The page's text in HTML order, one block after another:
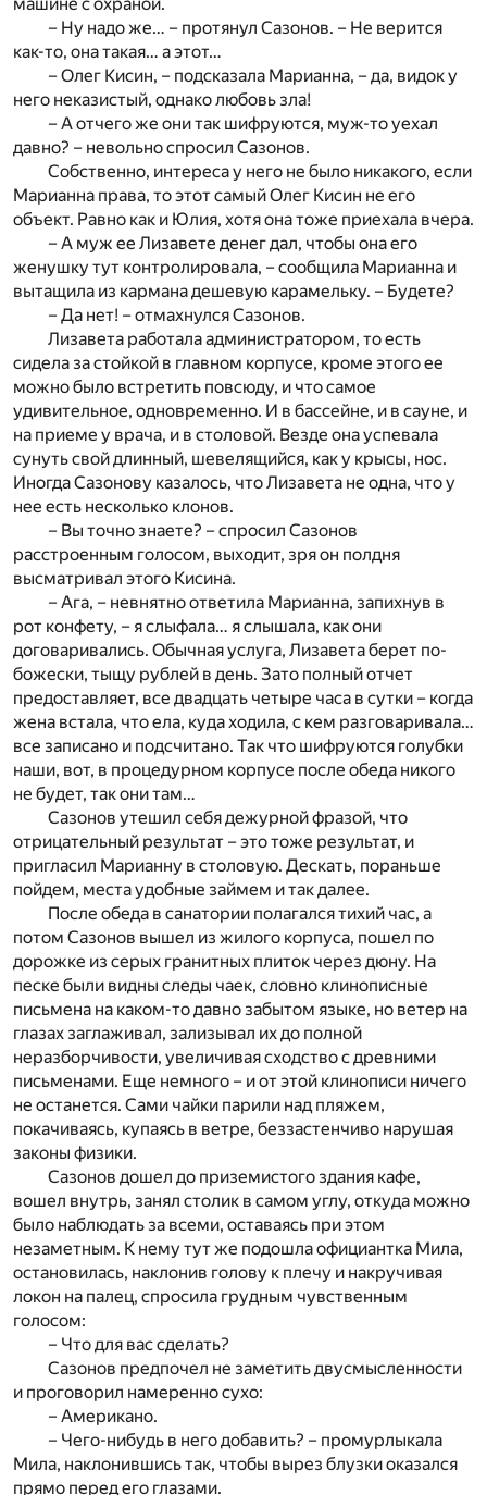
– Ну надо же… – протянул Сазонов. – Не верится
как-то, она такая… а этот…
– Олег Кисин, – подсказала Марианна, – да, видок у
него неказистый, однако любовь зла!
– А отчего же они так шифруются, муж-то уехал
давно? – невольно спросил Сазонов.
Собственно, интереса у него не было никакого, если
Марианна права, то этот самый Олег Кисин не его
объект. Равно как и Юлия, хотя она тоже приехала вчера.
– А муж ее Лизавете денег дал, чтобы она его
женушку тут контролировала, – сообщила Марианна и
вытащила из кармана дешевую карамельку. – Будете?
– Да нет! – отмахнулся Сазонов.
Лизавета работала администратором, то есть
сидела за стойкой в главном корпусе, кроме этого ее
можно было встретить повсюду, и что самое
удивительное, одновременно. И в бассейне, и в сауне, и
на приеме у врача, и в столовой. Везде она успевала
сунуть свой длинный, шевелящийся, как у крысы, нос.
Иногда Сазонову казалось, что Лизавета не одна, что у
нее есть несколько клонов.
– Вы точно знаете? – спросил Сазонов
расстроенным голосом, выходит, зря он полдня
высматривал этого Кисина.
– Ага, – невнятно ответила Марианна, запихнув в
рот конфету, – я слыфала… я слышала, как они
договаривались. Обычная услуга, Лизавета берет по-
божески, тыщу рублей в день. Зато полный отчет
предоставляет, все двадцать четыре часа в сутки – когда
жена встала, что ела, куда ходила, с кем разговаривала…
все записано и подсчитано. Так что шифруются голубки
наши, вот, в процедурном корпусе после обеда никого
не будет, так они там…
Сазонов утешил себя дежурной фразой, что
отрицательный результат – это тоже результат, и
пригласил Марианну в столовую. Дескать, пораньше
пойдем, места удобные займем и так далее.
После обеда в санатории полагался тихий час, а
потом Сазонов вышел из жилого корпуса, пошел по
дорожке из серых гранитных плиток через дюну. На
песке были видны следы чаек, словно клинописные
письмена на каком-то давно забытом языке, но ветер на
глазах заглаживал, зализывал их до полной
неразборчивости, увеличивая сходство с древними
письменами. Еще немного – и от этой клинописи ничего
не останется. Сами чайки парили над пляжем,
покачиваясь, купаясь в ветре, беззастенчиво нарушая
законы физики.
Сазонов дошел до приземистого здания кафе,
вошел внутрь, занял столик в самом углу, откуда можно
было наблюдать за всеми, оставаясь при этом
незаметным. К нему тут же подошла официантка Мила,
остановилась, наклонив голову к плечу и накручивая
локон на палец, спросила грудным чувственным
голосом:
– Что для вас сделать?
Сазонов предпочел не заметить двусмысленности
и проговорил намеренно сухо:
– Американо.
– Чего-нибудь в него добавить? – промурлыкала
Мила, наклонившись так, чтобы вырез блузки оказался
прямо перед его глазами.